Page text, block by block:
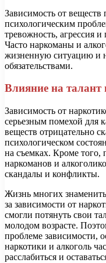
Зависимость от
психологическим
тревожность, агрессия
Часто наркоманы и
жизненную ситуацию и
обязательствами.
Влияние на талант
Зависимость от
серьезным помехой для
веществ отрицательно
психологическом
на съемках. Кроме того,
наркоманов и
скандалы и конфликты.
Жизнь многих
за зависимости от
смогли потянуть свои
молодом возрасте.
проблеме зависимости,
наркотики и алкоголь
расслабиться и